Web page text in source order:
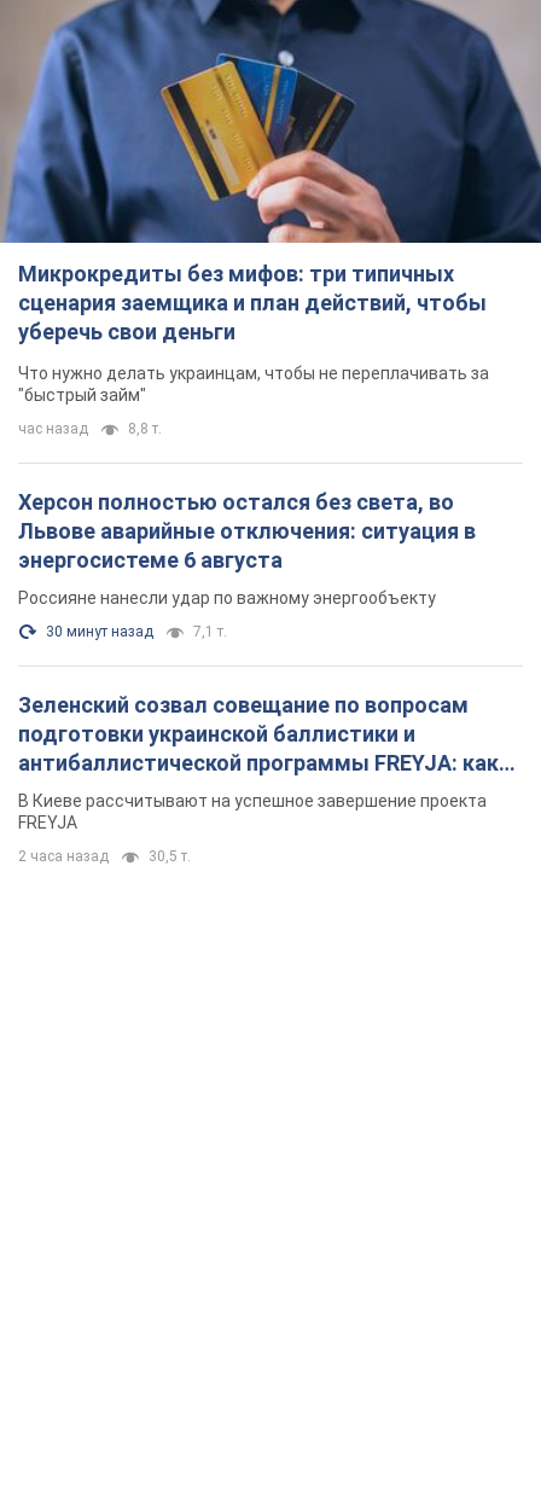
Микрокредиты без мифов: три типичных
сценария заемщика и план действий, чтобы
уберечь свои деньги
Что нужно делать украинцам, чтобы не переплачивать за
"быстрый займ"
час назад 8,8 т.
Херсон полностью остался без света, во
Львове аварийные отключения: ситуация в
энергосистеме 6 августа
Россияне нанесли удар по важному энергообъекту
30 минут назад 7,1 т.
Зеленский созвал совещание по вопросам
подготовки украинской баллистики и
антибаллистической программы FREYJA: какие
решения готовятся
В Киеве рассчитывают на успешное завершение проекта
FREYJA
2 часа назад 30,5 т.